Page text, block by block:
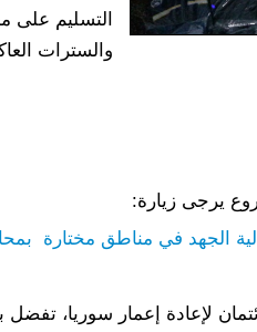
التسليم
والسترات
يرجى زيارة:
الجهد في مناطق مختارة
لإعادة إعمار سوريا، تفضل